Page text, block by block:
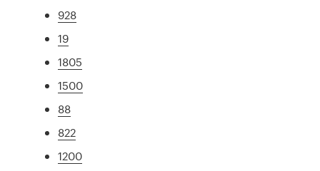
928
19
1805
1500
88
822
1200